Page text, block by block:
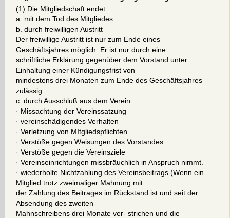
(1) Die Mitgliedschaft endet:
a. mit dem Tod des Mitgliedes
b. durch freiwilligen Austritt
Der freiwillige Austritt ist nur zum Ende eines
Geschäftsjahres möglich. Er ist nur durch eine
schriftliche Erklärung gegenüber dem Vorstand unter
Einhaltung einer Kündigungsfrist von
mindestens drei Monaten zum Ende des Geschäftsjahres
zulässig
c. durch Ausschluß aus dem Verein
· Missachtung der Vereinssatzung
· vereinschädigendes Verhalten
· Verletzung von MItgliedspflichten
· Verstöße gegen Weisungen des Vorstandes
· Verstöße gegen die Vereinsziele
· Vereinseinrichtungen missbräuchlich in Anspruch nimmt.
· wiederholte Nichtzahlung des Vereinsbeitrags (Wenn ein
Mitglied trotz zweimaliger Mahnung mit
der Zahlung des Beitrages im Rückstand ist und seit der
Absendung des zweiten
Mahnschreibens drei Monate ver- strichen und die